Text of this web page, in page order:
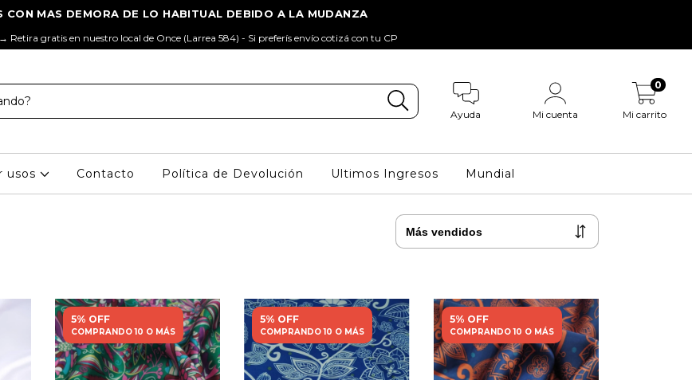
Retira gratis en nuestro local de Once (Larrea 584) - Si preferís envío cotizá con tu CP
Ayuda Mi cuenta Mi carrito
0
usos Contacto Política de Devolución Ultimos Ingresos Mundial
5% OFF
COMPRANDO 10 O MÁS
5% OFF
COMPRANDO 10 O MÁS
5% OFF
COMPRANDO 10 O MÁS